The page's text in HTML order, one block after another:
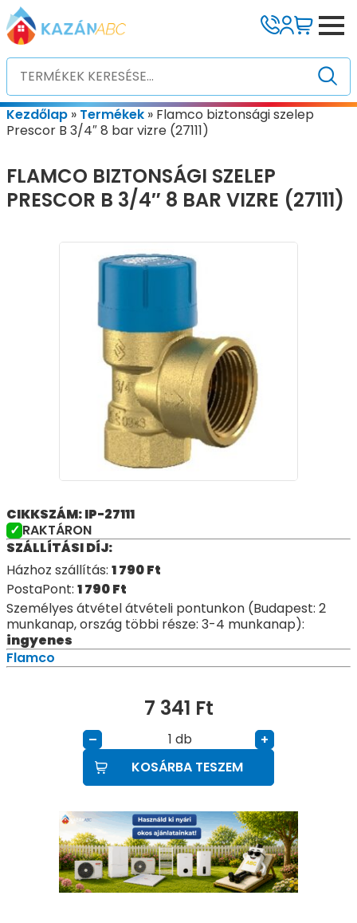
Kezdőlap » Termékek » Flamco biztonsági szelep
Prescor B 3/4″ 8 bar vizre (27111)
FLAMCO BIZTONSÁGI SZELEP
PRESCOR B 3/4″ 8 BAR VIZRE (27111)
CIKKSZÁM: IP-27111
RAKTÁRON
SZÁLLÍTÁSI DÍJ:
Házhoz szállítás: 1 790Ft
PostaPont: 1 790Ft
Személyes átvétel átvételi pontunkon (Budapest: 2
munkanap, ország többi része: 3-4 munkanap):
ingyenes
Flamco
7 341 Ft
– db
+
KOSÁRBA TESZEM